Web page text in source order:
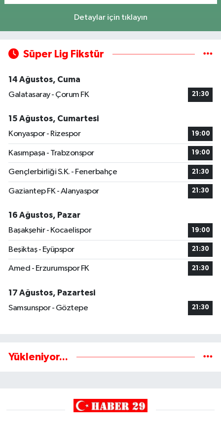
Detaylar için tıklayın
Süper Lig Fikstür
14 Ağustos, Cuma
Galatasaray - Çorum FK
21:30
15 Ağustos, Cumartesi
Konyaspor - Rizespor
19:00
Kasımpaşa - Trabzonspor 19:00
Gençlerbirliği S.K. - Fenerbahçe 21:30
Gaziantep FK - Alanyaspor 21:30
16 Ağustos, Pazar
Başakşehir - Kocaelispor
19:00
Beşiktaş - Eyüpspor 21:30
Amed - Erzurumspor FK 21:30
17 Ağustos, Pazartesi
Samsunspor - Göztepe
21:30
Yükleniyor...